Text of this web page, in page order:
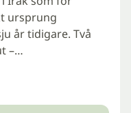
ursprung
år tidigare. Två
–…